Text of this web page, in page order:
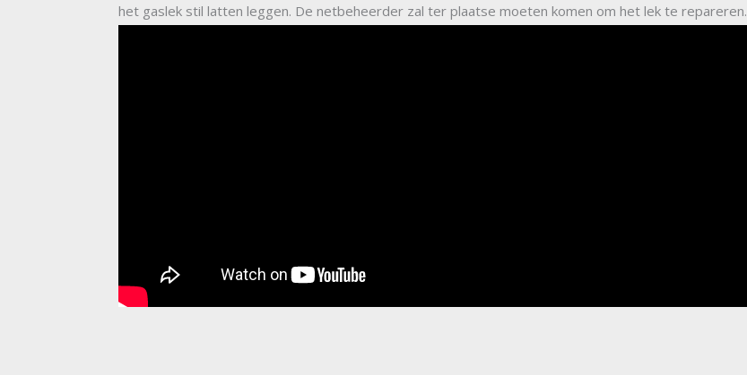
het gaslek stil latten leggen. De netbeheerder zal ter plaatse moeten komen om het lek te repareren.